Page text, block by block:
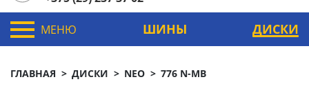
МЕНЮ ШИНЫ ДИСКИ
ГЛАВНАЯ ДИСКИ NEO 776 N-MB